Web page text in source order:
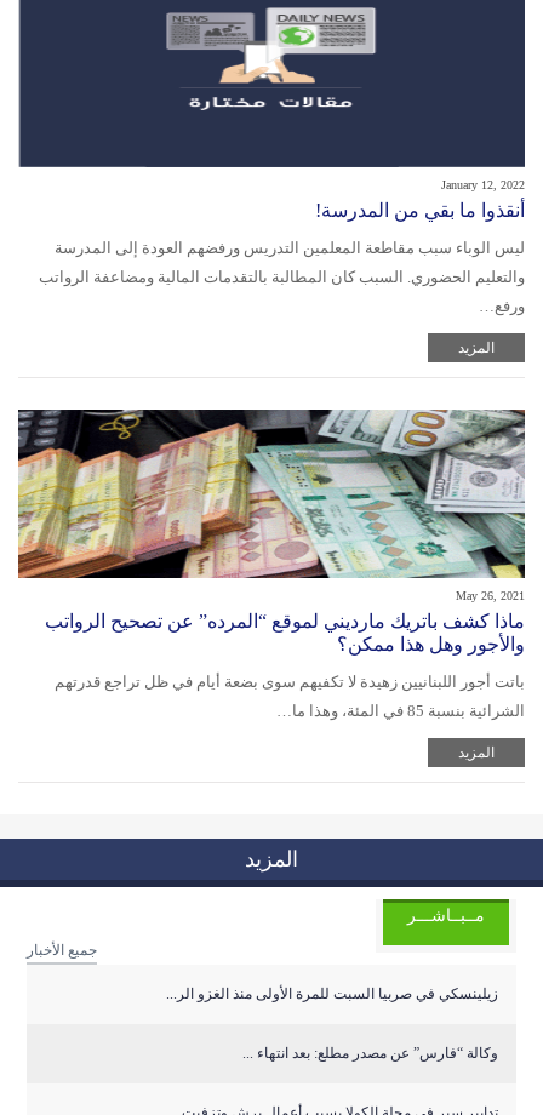
January 12, 2022
أنقذوا ما بقي من المدرسة!
ليس الوباء سبب مقاطعة المعلمين التدريس ورفضهم العودة إلى المدرسة
والتعليم الحضوري. السبب كان المطالبة بالتقدمات المالية ومضاعفة الرواتب
ورفع…
المزيد
May 26, 2021
ماذا كشف باتريك مارديني لموقع “المرده” عن تصحيح الرواتب
والأجور وهل هذا ممكن؟
باتت أجور اللبنانيين زهيدة لا تكفيهم سوى بضعة أيام في ظل تراجع قدرتهم
الشرائية بنسبة 85 في المئة، وهذا ما…
المزيد
المزيد
مــبــاشـــر
جميع الأخبار
زيلينسكي في صربيا السبت للمرة الأولى منذ الغزو الر...
وكالة “فارس” عن مصدر مطلع: بعد انتهاء ...